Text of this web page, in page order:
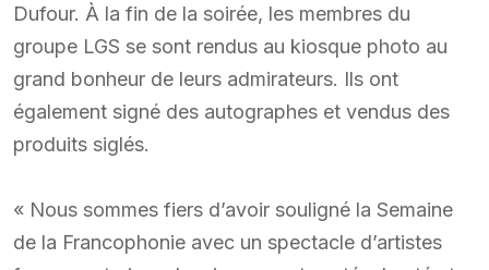
Dufour. À la fin de la soirée, les membres du
groupe LGS se sont rendus au kiosque photo au
grand bonheur de leurs admirateurs. Ils ont
également signé des autographes et vendus des
produits siglés.
« Nous sommes fiers d’avoir souligné la Semaine
de la Francophonie avec un spectacle d’artistes